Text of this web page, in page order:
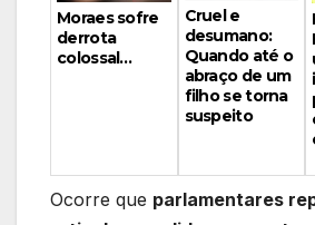
Moraes sofre
derrota
colossal…
Cruel e
desumano:
Quando até o
abraço de um
filho se torna
suspeito
Ocorre que parlamentares